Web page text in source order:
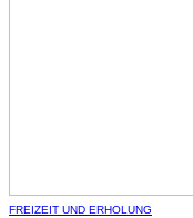
FREIZEIT UND ERHOLUNG